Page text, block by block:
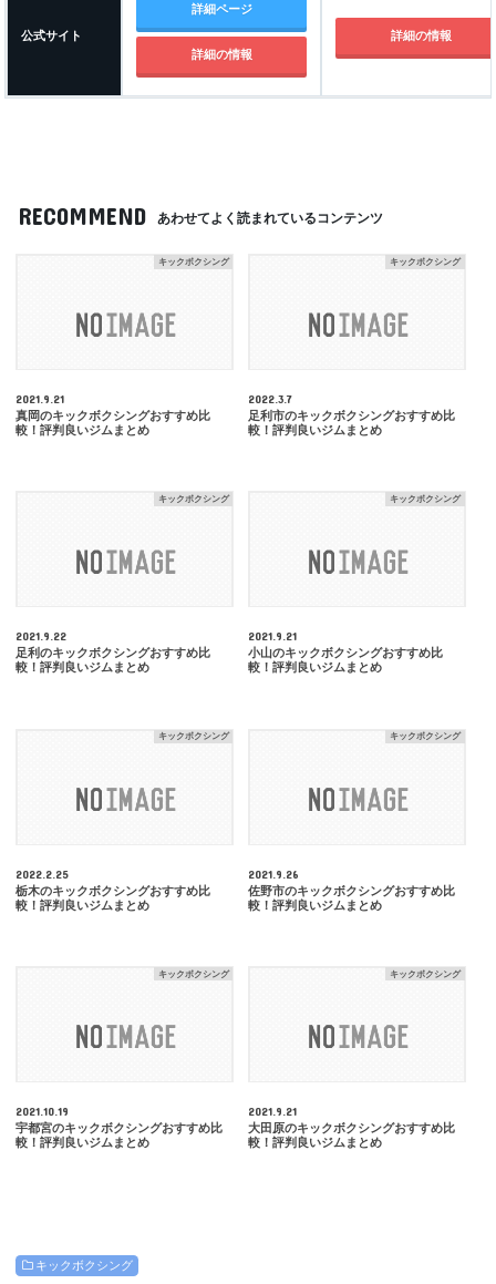
公式サイト
詳細ページ
詳細の情報
詳細の情報
RECOMMEND あわせてよく読まれているコンテンツ
キックボクシング
2021.9.21
真岡のキックボクシングおすすめ比
較！評判良いジムまとめ
キックボクシング
2022.3.7
足利市のキックボクシングおすすめ比
較！評判良いジムまとめ
キックボクシング
2021.9.22
足利のキックボクシングおすすめ比
較！評判良いジムまとめ
キックボクシング
2021.9.21
小山のキックボクシングおすすめ比
較！評判良いジムまとめ
キックボクシング
2022.2.25
栃木のキックボクシングおすすめ比
較！評判良いジムまとめ
キックボクシング
2021.9.26
佐野市のキックボクシングおすすめ比
較！評判良いジムまとめ
キックボクシング
2021.10.19
宇都宮のキックボクシングおすすめ比
較！評判良いジムまとめ
キックボクシング
2021.9.21
大田原のキックボクシングおすすめ比
較！評判良いジムまとめ
キックボクシング